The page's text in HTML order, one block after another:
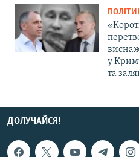
у
та
ДОЛУЧАЙСЯ!